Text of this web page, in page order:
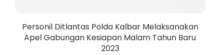
Personil Ditlantas Polda Kalbar Melaksanakan
Apel Gabungan Kesiapan Malam Tahun Baru
2023